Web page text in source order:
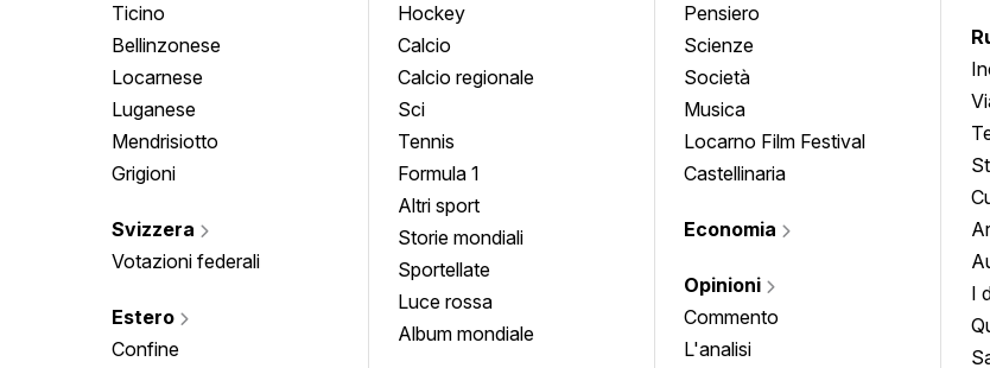
Ticino
Bellinzonese
Locarnese
Luganese
Mendrisiotto
Grigioni
Svizzera
Votazioni federali
Estero
Confine
Hockey
Calcio
Calcio regionale
Sci
Tennis
Formula 1
Altri sport
Storie mondiali
Sportellate
Luce rossa
Album mondiale
Pensiero
Scienze
Società
Musica
Locarno Film Festival
Castellinaria
Economia
Opinioni
Commento
L'analisi
I